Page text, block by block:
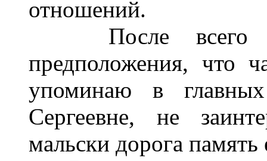
отношений.
После всего
предположения, что
упоминаю в
Сергеевне, не
мальски дорога память